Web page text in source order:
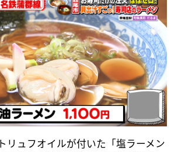
リュフオイルが付いた「塩ラーメン